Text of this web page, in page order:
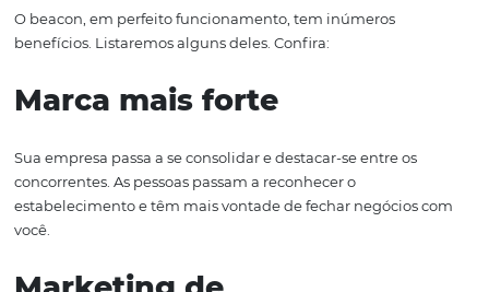
hospitais, todas as informações dos pacientes ficam
aproximam.
As vantagens de se
beacon funcionando
seu estabelecimento